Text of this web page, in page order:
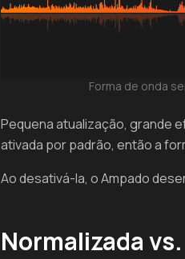
Forma de onda
Pequena atualização, grande
ativada por padrão, então a
Ao desativá-la, o Ampado
Normalizada